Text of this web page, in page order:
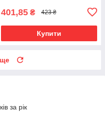
401,85 ₴ 423 ₴
Купити
за рік